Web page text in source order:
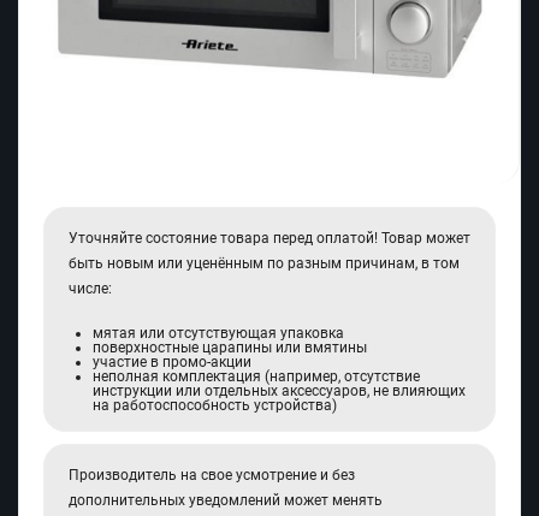
Уточняйте состояние товара перед оплатой! Товар может
быть новым или уценённым по разным причинам, в том
числе:
мятая или отсутствующая упаковка
поверхностные царапины или вмятины
участие в промо-акции
неполная комплектация (например, отсутствие
инструкции или отдельных аксессуаров, не влияющих
на работоспособность устройства)
Производитель на свое усмотрение и без
дополнительных уведомлений может менять